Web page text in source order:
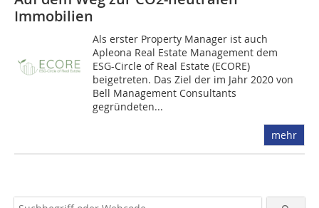
Immobilien
Als erster Property Manager ist auch
Apleona Real Estate Management dem
ESG-­Circle of Real Estate (ECORE)
beigetreten. Das Ziel der im Jahr 2020 von
Bell Management Consultants
gegründeten...
mehr